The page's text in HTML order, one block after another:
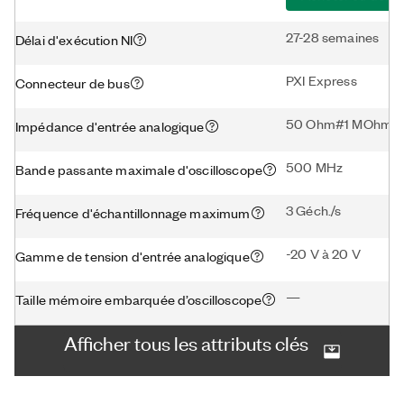
Délai d'exécution NI 27-28 semaines
Connecteur de bus PXI Express
Impédance d'entrée analogique 50 Ohm#1 MOhm
Bande passante maximale d'oscilloscope 500 MHz
Fréquence d'échantillonnage maximum 3 Géch./s
Gamme de tension d'entrée analogique -20 V à 20 V
Taille mémoire embarquée d’oscilloscope —
Afficher tous les attributs clés